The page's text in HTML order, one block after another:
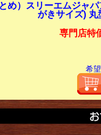
とめ）スリーエムジャ
がきサイズ) 丸
専門店特
希